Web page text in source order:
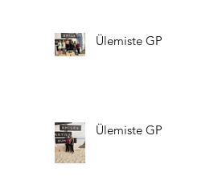
Ülemiste GP
Ülemiste GP